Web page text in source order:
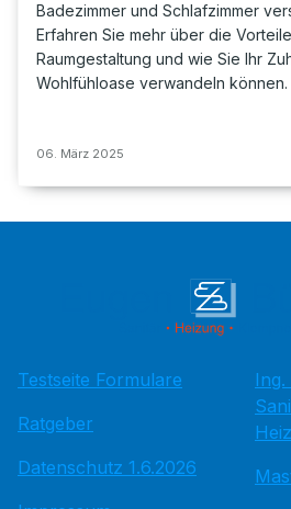
Badezimmer und Schlafzimmer
Erfahren Sie mehr über die
Raumgestaltung und wie Sie Ihr
Wohlfühloase verwandeln können.
06. März 2025
Testseite Formulare
Ratgeber
Datenschutz 1.6.2026